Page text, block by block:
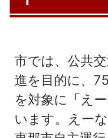
市では、公共
進を目的に、
を対象に「え
います。えー